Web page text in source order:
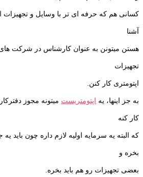
کسانی هم که حرفه ای تر با وسایل و تجهیزات
آشنا
هستن میتونن به عنوان کارشناس در شرکت های
تجهیزات
اپتومتری کار کنن.
به جز اینها، یه اپتومتریست میتونه مجوز
کار کنه
که البته یه سرمایه اولیه لازم داره چون باید یه
بخره و
بعضی تجهیزات رو هم باید بخره.